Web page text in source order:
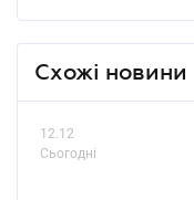
Схожі новини
12.12
Сьогодні